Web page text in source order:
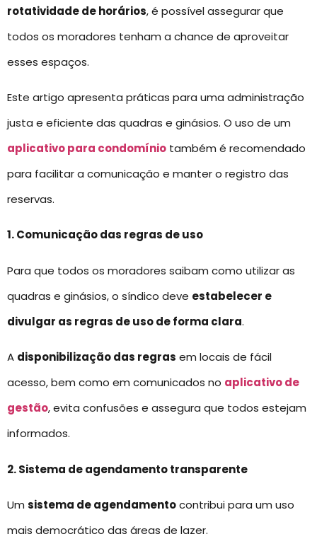
rotatividade de horários, é possível assegurar que
todos os moradores tenham a chance de aproveitar
esses espaços.
Este artigo apresenta práticas para uma administração
justa e eficiente das quadras e ginásios. O uso de um
aplicativo para condomínio também é recomendado
para facilitar a comunicação e manter o registro das
reservas.
1. Comunicação das regras de uso
Para que todos os moradores saibam como utilizar as
quadras e ginásios, o síndico deve estabelecer e
divulgar as regras de uso de forma clara.
A disponibilização das regras em locais de fácil
acesso, bem como em comunicados no aplicativo de
gestão, evita confusões e assegura que todos estejam
informados.
2. Sistema de agendamento transparente
Um sistema de agendamentocontribui para um uso
mais democrático das áreas de lazer.